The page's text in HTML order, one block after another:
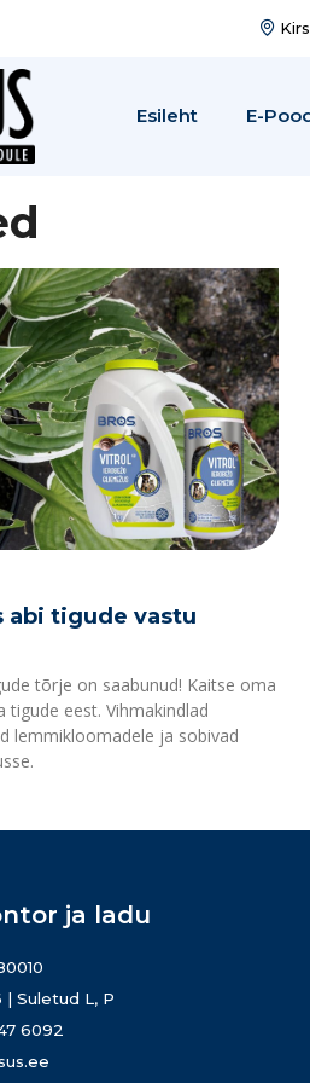
Esileht E-
abi tigude vastu
tõrje on saabunud! Kaitse oma
tigude eest. Vihmakindlad
lemmikloomadele ja sobivad
ja ladu
| Suletud L, P
6092